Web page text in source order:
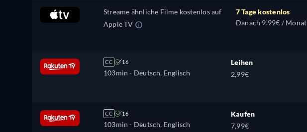
Streame ähnliche Filme kostenlos auf
Apple TV
7 Tage kostenlos
Danach 9,99€ / Monat
CC 16
103min - Deutsch, Englisch
Leihen
2,99€
CC 16
103min - Deutsch, Englisch
Kaufen
7,99€